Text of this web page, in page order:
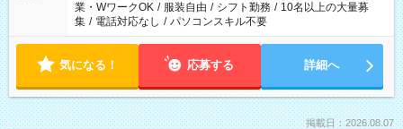
業・WワークOK / 服装自由 / シフト勤務 / 10名以上の大量募
集 / 電話対応なし / パソコンスキル不要
気になる！ 応募する 詳細へ
掲載日：2026.08.07